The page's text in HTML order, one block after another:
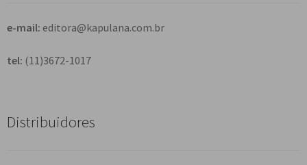
e-mail: editora@kapulana.com.br
tel: (11)3672-1017
Distribuidores